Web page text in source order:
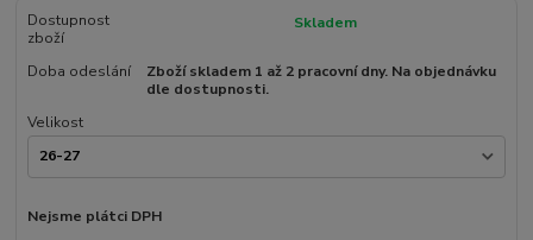
Dostupnost
zboží
Skladem
Doba odeslání
Zboží skladem 1 až 2 pracovní dny. Na objednávku
dle dostupnosti.
Velikost
Nejsme plátci DPH